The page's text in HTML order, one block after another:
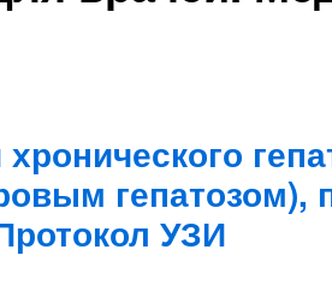
гепатозом),
УЗИ